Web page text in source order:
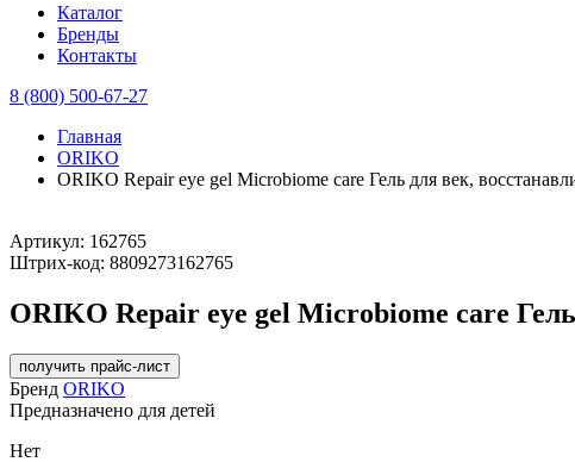
Каталог
Бренды
Контакты
8 (800) 500-67-27
Главная
ORIKO
ORIKO Repair eye gel Microbiome care Гель для век,
Артикул: 162765
Штрих-код: 8809273162765
ORIKO Repair eye gel Microbiome care
получить прайс-лист
Бренд ORIKO
Предназначено для детей
Нет